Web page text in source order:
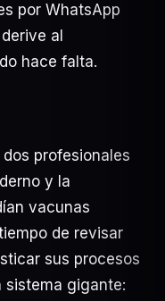
por WhatsApp
al
hace falta.
profesionales
y la
vacunas
de revisar
sus procesos
sistema gigante: